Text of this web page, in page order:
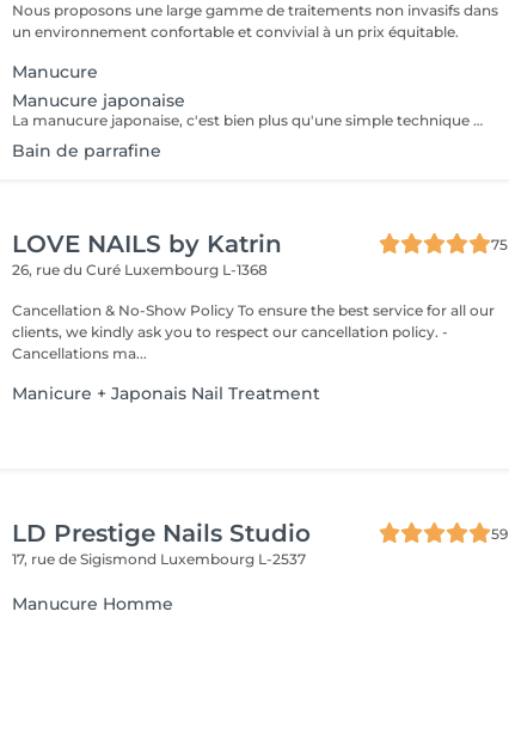
Nous proposons une large gamme de traitements non invasifs dans
un environnement confortable et convivial à un prix équitable.
Manucure
Manucure japonaise
La manucure japonaise, c'est bien plus qu'une simple technique de soin des ongles. Le but, c'est vraiment de redonner de l'éclat et de la vitalité aux ongles. Des ingrédients naturels sont utilisés pour chouchouter les ongles et mettre en valeur leur beauté innée : - on nourrit et on renforce les ongles avec des produits comme la cire d'abeille, le lait de riz et le soja. - on utilise des outils spécifiques et des techniques toutes douces, comme un polissage délicat et l'application de pâtes riches en nutriments.
Bain de parrafine
LOVE NAILS by Katrin
75
26, rue du Curé Luxembourg L-1368
Cancellation & No-Show Policy To ensure the best service for all our
clients, we kindly ask you to respect our cancellation policy. -
Cancellations ma...
Manicure + Japonais Nail Treatment
LD Prestige Nails Studio
59
17, rue de Sigismond Luxembourg L-2537
Manucure Homme